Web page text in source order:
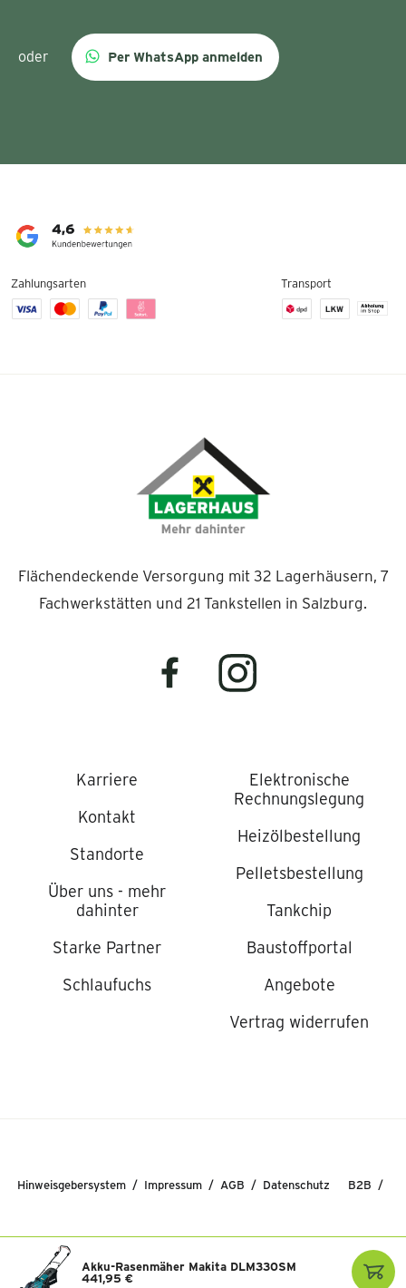
Akku-Rasenmäher Makita DLM330SM
441,95 €
oder Per WhatsApp anmelden
Zahlungsarten Transport
Flächendeckende Versorgung mit 32 Lagerhäusern, 7
Fachwerkstätten und 21 Tankstellen in Salzburg.
Karriere
Kontakt
Standorte
Über uns - mehr
dahinter
Starke Partner
Schlaufuchs
Elektronische
Rechnungslegung
Heizölbestellung
Pelletsbestellung
Tankchip
Baustoffportal
Angebote
Vertrag widerrufen
© 2026 Raiffeisen Lagerhaus Salzburg GmbH
Hinweisgebersystem Impressum AGB Datenschutz B2B